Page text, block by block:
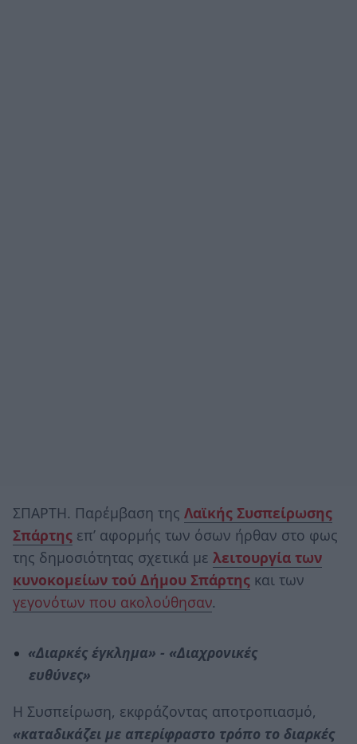
ΣΠΑΡΤΗ. Παρέμβαση της Λαϊκής Συσπείρωσης
Σπάρτης επ’ αφορμής των όσων ήρθαν στο φως
της δημοσιότητας σχετικά με λειτουργία των
κυνοκομείων τού Δήμου Σπάρτης και των
γεγονότων που ακολούθησαν.
«Διαρκές έγκλημα» - «Διαχρονικές
ευθύνες»
Η Συσπείρωση, εκφράζοντας αποτροπιασμό,
«καταδικάζει με απερίφραστο τρόπο το διαρκές